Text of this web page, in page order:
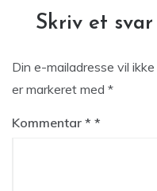
Skriv et svar
Din e-mailadresse vil
er markeret med *
Kommentar *